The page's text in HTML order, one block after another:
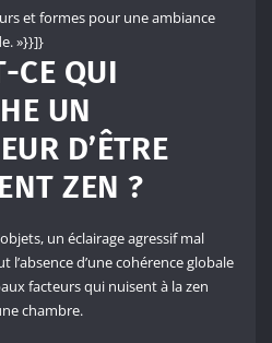
et formes pour une ambiance
»}}]}
CE QUI
UN
D’ÊTRE
ZEN ?
un éclairage agressif mal
l’absence d’une cohérence globale
facteurs qui nuisent à la zen
chambre.